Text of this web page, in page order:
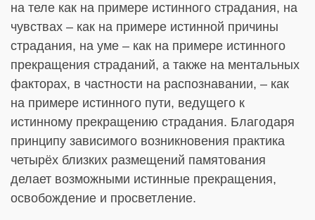
на теле как на примере истинного страдания, на
чувствах – как на примере истинной причины
страдания, на уме – как на примере истинного
прекращения страданий, а также на ментальных
факторах, в частности на распознавании, – как
на примере истинного пути, ведущего к
истинному прекращению страдания. Благодаря
принципу зависимого возникновения практика
четырёх близких размещений памятования
делает возможными истинные прекращения,
освобождение и просветление.